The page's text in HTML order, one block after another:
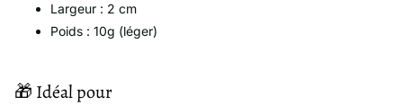
Largeur : 2 cm
Poids : 10g (léger)
🎁 Idéal pour